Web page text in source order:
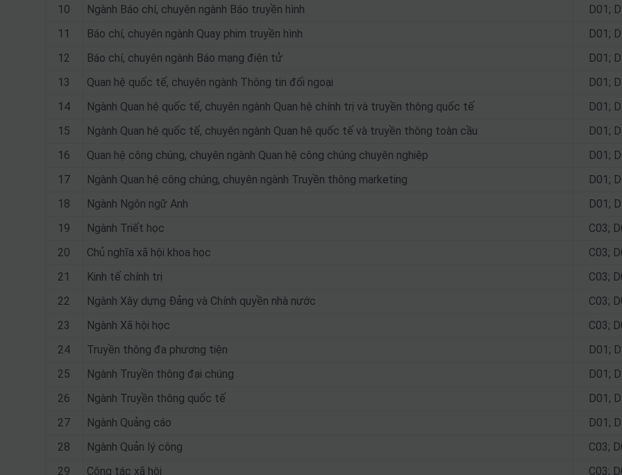
10
Ngành Báo chí, chuyên ngành Báo truyền hình D01;
11
Báo chí, chuyên ngành Quay phim truyền hình D01;
12
Báo chí, chuyên ngành Báo mạng điện tử D01;
13
Quan hệ quốc tế, chuyên ngành Thông tin đối ngoại D01;
14
Ngành Quan hệ quốc tế, chuyên ngành Quan hệ chính trị và truyền thông quốc tế D01;
15
Ngành Quan hệ quốc tế, chuyên ngành Quan hệ quốc tế và truyền thông toàn cầu D01;
16
Quan hệ công chúng, chuyên ngành Quan hệ công chúng chuyên nghiệp D01;
17
Ngành Quan hệ công chúng, chuyên ngành Truyền thông marketing D01;
18
Ngành Ngôn ngữ Anh D01;
19
Ngành Triết học C03;
20
Chủ nghĩa xã hội khoa học C03;
21
Kinh tế chính trị C03;
22
Ngành Xây dựng Đảng và Chính quyền nhà nước C03;
23
Ngành Xã hội học C03;
24
Truyền thông đa phương tiện D01;
25
Ngành Truyền thông đại chúng D01;
26
Ngành Truyền thông quốc tế D01;
27
Ngành Quảng cáo D01;
28
Ngành Quản lý công C03;
29
Công tác xã hội C03;